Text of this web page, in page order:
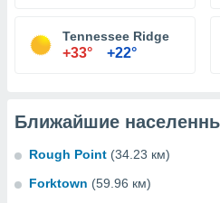
Tennessee Ridge
+33° +22°
Ближайшие
Rough Point (34.23 км)
Forktown (59.96 км)